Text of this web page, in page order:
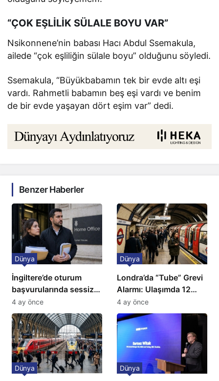
“ÇOK EŞLİLİK SÜLALE BOYU VAR”
Nsikonnene’nin babası Hacı Abdul Ssemakula,
ailede “çok eşliliğin sülale boyu” olduğunu söyledi.
Ssemakula, “Büyükbabamın tek bir evde altı eşi
vardı. Rahmetli babamın beş eşi vardı ve benim
de bir evde yaşayan dört eşim var” dedi.
Benzer Haberler
İngiltere’de oturum
başvurularında sessiz
kriz: Büyükelçilikten
açıklama!
Dünya
4 ay önce
Londra’da “Tube” Grevi
Alarmı: Ulaşımda 12
Günlük Kaos Kapıda
Dünya
4 ay önce
Dünya Dünya